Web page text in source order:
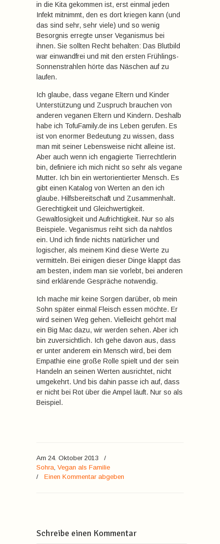
in die Kita gekommen ist, erst einmal jeden
Infekt mitnimmt, den es dort kriegen kann (und
das sind sehr, sehr viele) und so wenig
Besorgnis erregte unser Veganismus bei
ihnen. Sie sollten Recht behalten: Das Blutbild
war einwandfrei und mit den ersten Frühlings-
Sonnenstrahlen hörte das Näschen auf zu
laufen.
Ich glaube, dass vegane Eltern und Kinder
Unterstützung und Zuspruch brauchen von
anderen veganen Eltern und Kindern. Deshalb
habe ich TofuFamily.de ins Leben gerufen. Es
ist von enormer Bedeutung zu wissen, dass
man mit seiner Lebensweise nicht alleine ist.
Aber auch wenn ich engagierte Tierrechtlerin
bin, definiere ich mich nicht so sehr als vegane
Mutter. Ich bin ein wertorientierter Mensch. Es
gibt einen Katalog von Werten an den ich
glaube. Hilfsbereitschaft und Zusammenhalt.
Gerechtigkeit und Gleichwertigkeit.
Gewaltlosigkeit und Aufrichtigkeit. Nur so als
Beispiele. Veganismus reiht sich da nahtlos
ein. Und ich finde nichts natürlicher und
logischer, als meinem Kind diese Werte zu
vermitteln. Bei einigen dieser Dinge klappt das
am besten, indem man sie vorlebt, bei anderen
sind erklärende Gespräche notwendig.
Ich mache mir keine Sorgen darüber, ob mein
Sohn später einmal Fleisch essen möchte. Er
wird seinen Weg gehen. Vielleicht gehört mal
ein Big Mac dazu, wir werden sehen. Aber ich
bin zuversichtlich. Ich gehe davon aus, dass
er unter anderem ein Mensch wird, bei dem
Empathie eine große Rolle spielt und der sein
Handeln an seinen Werten ausrichtet, nicht
umgekehrt. Und bis dahin passe ich auf, dass
er nicht bei Rot über die Ampel läuft. Nur so als
Beispiel.
Am 24. Oktober 2013
/
Sohra, Vegan als Familie
/ Einen Kommentar abgeben
Schreibe einen Kommentar